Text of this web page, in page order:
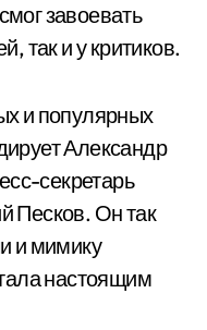
завоевать
так и у критиков.
и популярных
Александр
секретарь
Песков. Он так
и мимику
настоящим